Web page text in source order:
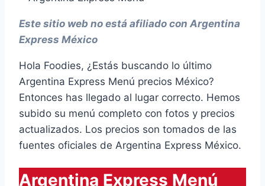
Este sitio web no está afiliado con Argentina
Express México
Hola Foodies, ¿Estás buscando lo último
Argentina Express Menú precios México?
Entonces has llegado al lugar correcto. Hemos
subido su menú completo con fotos y precios
actualizados. Los precios son tomados de las
fuentes oficiales de Argentina Express México.
Argentina Express Menú